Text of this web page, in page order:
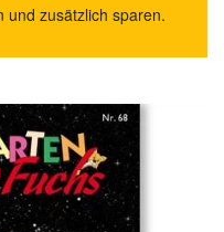
und zusätzlich sparen.